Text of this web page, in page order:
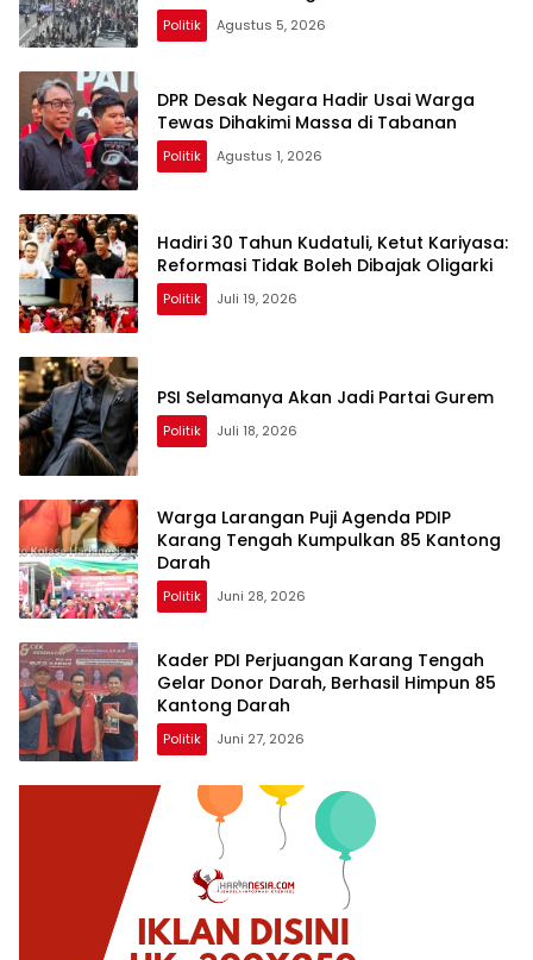
Politik Agustus 5, 2026
DPR Desak Negara Hadir Usai Warga
Tewas Dihakimi Massa di Tabanan
Politik Agustus 1, 2026
Hadiri 30 Tahun Kudatuli, Ketut Kariyasa:
Reformasi Tidak Boleh Dibajak Oligarki
Politik Juli 19, 2026
PSI Selamanya Akan Jadi Partai Gurem
Politik Juli 18, 2026
Warga Larangan Puji Agenda PDIP
Karang Tengah Kumpulkan 85 Kantong
Darah
Politik Juni 28, 2026
Kader PDI Perjuangan Karang Tengah
Gelar Donor Darah, Berhasil Himpun 85
Kantong Darah
Politik Juni 27, 2026